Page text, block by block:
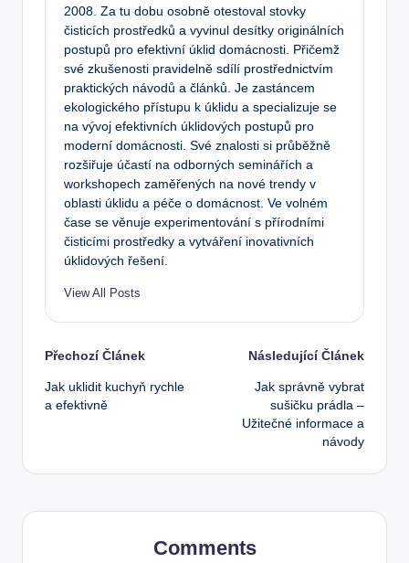
2008. Za tu dobu osobně otestoval stovky
čisticích prostředků a vyvinul desítky originálních
postupů pro efektivní úklid domácnosti. Přičemž
své zkušenosti pravidelně sdílí prostřednictvím
praktických návodů a článků. Je zastáncem
ekologického přístupu k úklidu a specializuje se
na vývoj efektivních úklidových postupů pro
moderní domácnosti. Své znalosti si průběžně
rozšiřuje účastí na odborných seminářích a
workshopech zaměřených na nové trendy v
oblasti úklidu a péče o domácnost. Ve volném
čase se věnuje experimentování s přírodními
čisticími prostředky a vytváření inovativních
úklidových řešení.
View All Posts
Post
navigation
Přechozí Článek
Jak uklidit kuchyň rychle
a efektivně
Následující Článek
Jak správně vybrat
sušičku prádla –
Užitečné informace a
návody
Comments